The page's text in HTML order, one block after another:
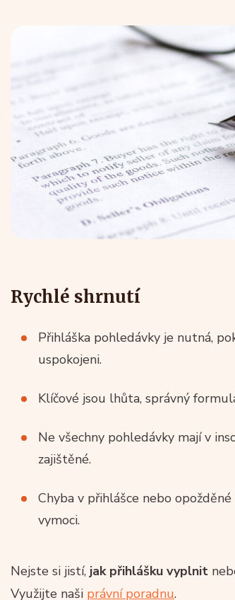
Rychlé shrnutí
Přihláška pohledávky je nutná,
uspokojeni.
Klíčové jsou lhůta, správný
Ne všechny pohledávky mají v
zajištěné.
Chyba v přihlášce nebo
vymoci.
Nejste si jistí, jak přihlášku vyplnit
Využijte naši právní poradnu.